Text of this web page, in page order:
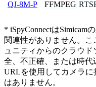
QJ-8M-P FFMPEG
* iSpyConnectはSimicam
関連性がありません。こ
ュニティからのクラウ
全、不正確、または時
URLを使用してカメラ
はありません。